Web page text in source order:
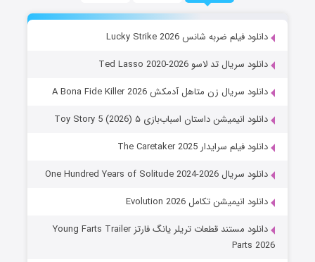
دانلود فیلم ضربه شانس Lucky Strike 2026
دانلود سریال تد لاسو Ted Lasso 2020-2026
دانلود سریال زن متاهل آدمکش A Bona Fide Killer 2026
دانلود انیمیشن داستان اسباب‌بازی ۵ Toy Story 5 (2026)
دانلود فیلم سرایدار The Caretaker 2025
دانلود سریال One Hundred Years of Solitude 2024-2026
دانلود انیمیشن تکامل Evolution 2026
دانلود مستند قطعات تریلر یانگ فارتز Young Farts Trailer
Parts 2026